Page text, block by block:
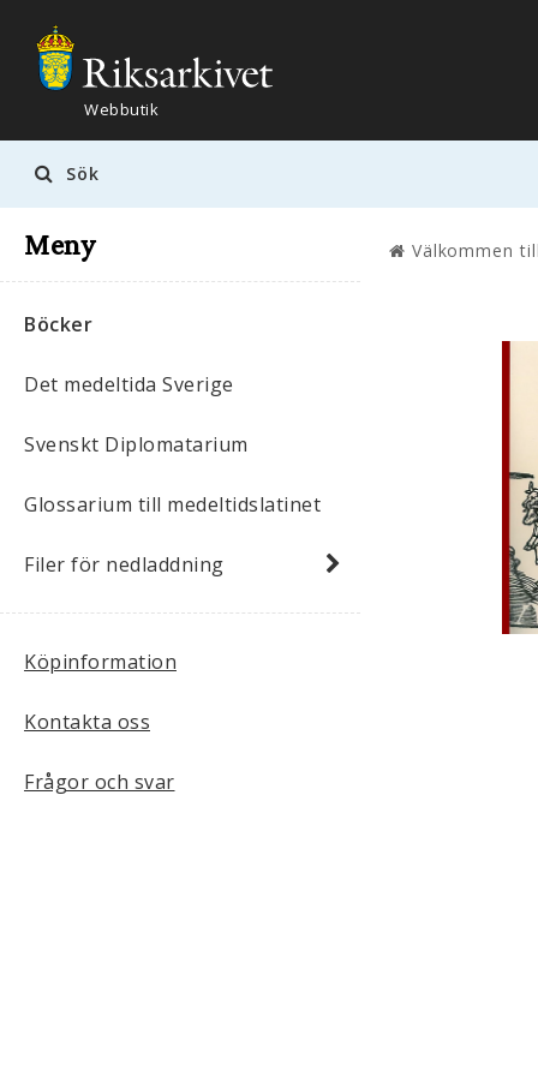
Webbutik
Sök
Meny
Böcker
Det medeltida Sverige
Svenskt Diplomatarium
Glossarium till medeltidslatinet
Filer för nedladdning
Köpinformation
Kontakta oss
Frågor och svar